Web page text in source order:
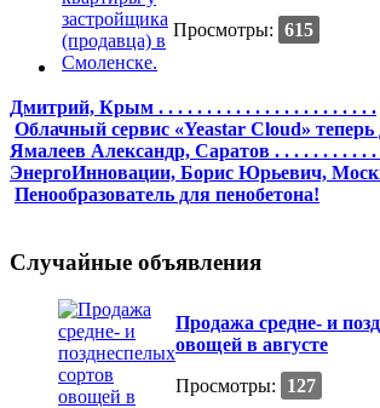
Просмотры: 615
Дмитрий, Крым . . . . . . . . . . . . . . . . . . . . . . .
Облачный сервис «Yeastar Cloud»
Ямалеев Александр, Саратов . . . . . . . . . . .
ЭнергоИнновации, Борис Юрьевич,
Пенообразователь для пенобетона!
Случайные объявления
Продажа средне- и
овощей в августе
Просмотры:
127